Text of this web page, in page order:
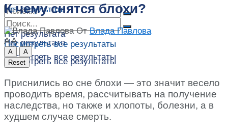
Нет результата
Посмотреть все результаты
Нет результата
Посмотреть все результаты
Нет результата
Посмотреть все результаты
К чему снятся блохи?
От Влада Павлова
A A
A
A
Reset
Приснились во сне блохи — это значит весело
проводить время, рассчитывать на получение
наследства, но также и хлопоты, болезни, а в
худшем случае смерть.